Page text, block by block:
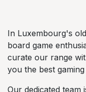
In Luxembourg's
board game
curate our range
you the best
Our dedicated team